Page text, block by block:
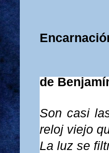
de
Son casi
reloj viejo
La luz se